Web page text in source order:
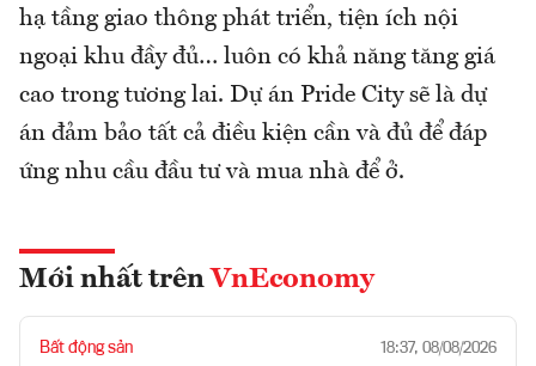
hạ tầng giao thông phát triển, tiện ích nội
ngoại khu đầy đủ… luôn có khả năng tăng giá
cao trong tương lai. Dự án Pride City sẽ là dự
án đảm bảo tất cả điều kiện cần và đủ để đáp
ứng nhu cầu đầu tư và mua nhà để ở.
Mới nhất trên VnEconomy
Bất động sản 18:37, 08/08/2026